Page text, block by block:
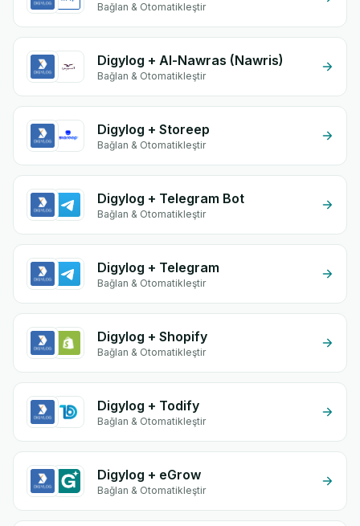
Bağlan & Otomatikleştir
Digylog + Al-Nawras (Nawris)
Bağlan & Otomatikleştir
Digylog + Storeep
Bağlan & Otomatikleştir
Digylog + Telegram Bot
Bağlan & Otomatikleştir
Digylog + Telegram
Bağlan & Otomatikleştir
Digylog + Shopify
Bağlan & Otomatikleştir
Digylog + Todify
Bağlan & Otomatikleştir
Digylog + eGrow
Bağlan & Otomatikleştir